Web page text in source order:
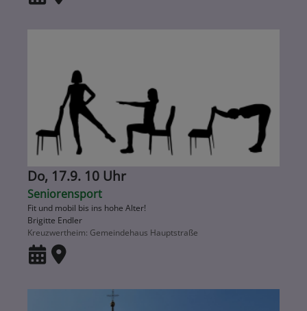
Do, 17.9. 10 Uhr
Seniorensport
Fit und mobil bis ins hohe Alter!
Brigitte Endler
Kreuzwertheim Gemeindehaus Hauptstraße